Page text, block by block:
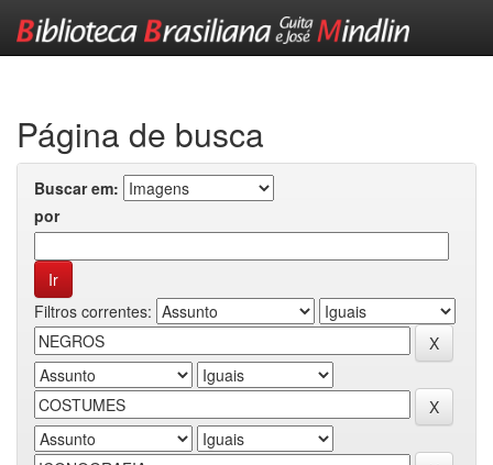
Página de busca
Buscar em:
por
Filtros correntes: